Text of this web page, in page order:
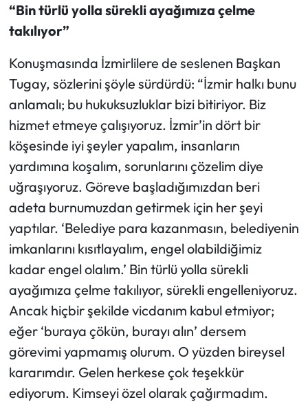
“Bin türlü yolla sürekli ayağımıza çelme
takılıyor”
Konuşmasında İzmirlilere de seslenen Başkan
Tugay, sözlerini şöyle sürdürdü: “İzmir halkı bunu
anlamalı; bu hukuksuzluklar bizi bitiriyor. Biz
hizmet etmeye çalışıyoruz. İzmir’in dört bir
köşesinde iyi şeyler yapalım, insanların
yardımına koşalım, sorunlarını çözelim diye
uğraşıyoruz. Göreve başladığımızdan beri
adeta burnumuzdan getirmek için her şeyi
yaptılar. ‘Belediye para kazanmasın, belediyenin
imkanlarını kısıtlayalım, engel olabildiğimiz
kadar engel olalım.’ Bin türlü yolla sürekli
ayağımıza çelme takılıyor, sürekli engelleniyoruz.
Ancak hiçbir şekilde vicdanım kabul etmiyor;
eğer ‘buraya çökün, burayı alın’ dersem
görevimi yapmamış olurum. O yüzden bireysel
kararımdır. Gelen herkese çok teşekkür
ediyorum. Kimseyi özel olarak çağırmadım.